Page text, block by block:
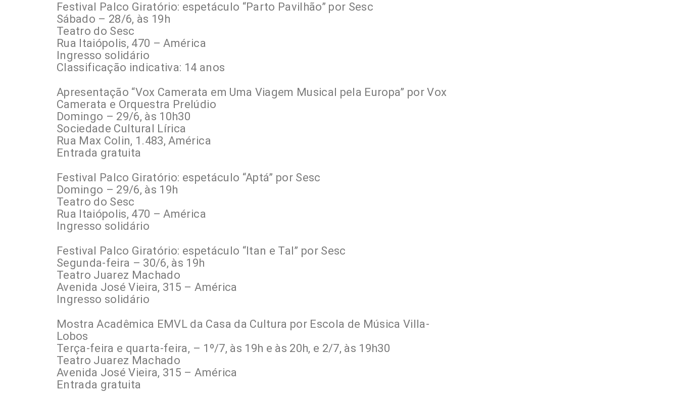
Festival Palco Giratório: espetáculo “Parto Pavilhão” por Sesc
Sábado – 28/6, às 19h
Teatro do Sesc
Rua Itaiópolis, 470 – América
Ingresso solidário
Classificação indicativa: 14 anos
Apresentação “Vox Camerata em Uma Viagem Musical pela Europa” por Vox
Camerata e Orquestra Prelúdio
Domingo – 29/6, às 10h30
Sociedade Cultural Lírica
Rua Max Colin, 1.483, América
Entrada gratuita
Festival Palco Giratório: espetáculo “Aptá” por Sesc
Domingo – 29/6, às 19h
Teatro do Sesc
Rua Itaiópolis, 470 – América
Ingresso solidário
Festival Palco Giratório: espetáculo “Itan e Tal” por Sesc
Segunda-feira – 30/6, às 19h
Teatro Juarez Machado
Avenida José Vieira, 315 – América
Ingresso solidário
Mostra Acadêmica EMVL da Casa da Cultura por Escola de Música Villa-
Lobos
Terça-feira e quarta-feira, – 1º/7, às 19h e às 20h, e 2/7, às 19h30
Teatro Juarez Machado
Avenida José Vieira, 315 – América
Entrada gratuita